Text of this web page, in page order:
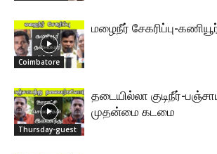
Coimbatore
மழைநீர் சேகரிப்பு-
Thursday-guest
தடையில்லா குடிநீர்-
முதன்மை கடமை